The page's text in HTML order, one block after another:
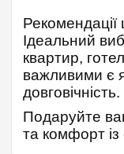
Ідеальний
квартир,
важливими є
довговічність.
Подаруйте
та комфорт